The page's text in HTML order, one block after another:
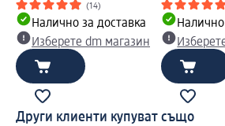
(14)
Налично за доставка
Изберете dm магазин
Налично
Други клиенти купуват също